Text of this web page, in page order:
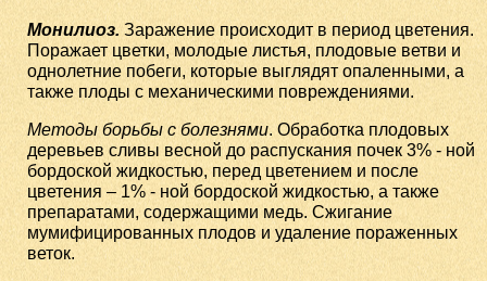
Монилиоз. Заражение происходит в период цветения.
Поражает цветки, молодые листья, плодовые ветви и
однолетние побеги, которые выглядят опаленными, а
также плоды с механическими повреждениями.
Методы борьбы с болезнями. Обработка плодовых
деревьев сливы весной до распускания почек 3% - ной
бордоской жидкостью, перед цветением и после
цветения – 1% - ной бордоской жидкостью, а также
препаратами, содержащими медь. Сжигание
мумифицированных плодов и удаление пораженных
веток.